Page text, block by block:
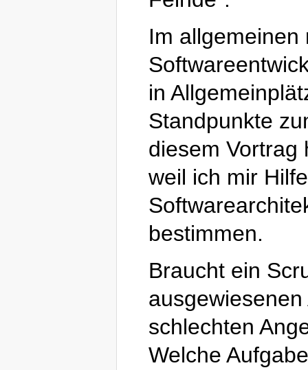
Im
in
Standpunkte
diesem Vortrag
weil ich mir
bestimmen.
Braucht ein
schlechten
Welche